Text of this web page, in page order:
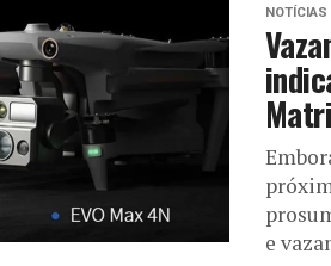
NOTÍCIAS
e